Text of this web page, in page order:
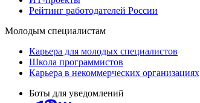
Рейтинг работодателей России
Молодым специалистам
Карьера для молодых специалистов
Школа программистов
Карьера в некоммерческих организациях
Боты для уведомлений